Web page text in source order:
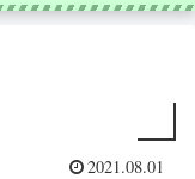
2021.08.01